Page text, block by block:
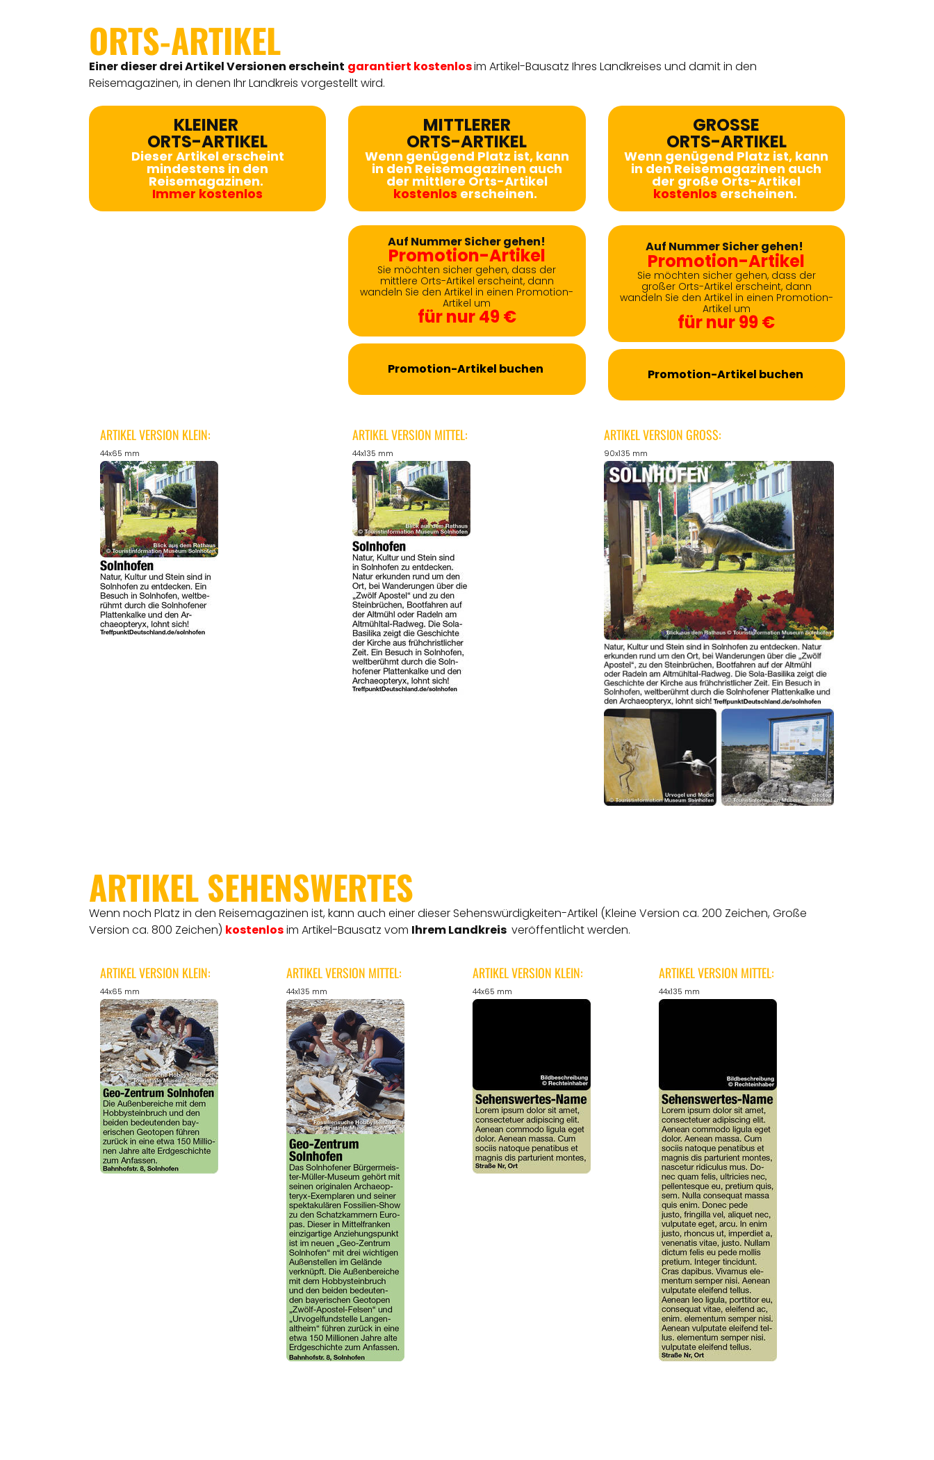
ORTS-ARTIKEL
Einer dieser drei Artikel Versionen erscheint garantiert kostenlosim Artikel-Bausatz Ihres Landkreises und damit in den
Reisemagazinen, in denen Ihr Landkreis vorgestellt wird.
KLEINER
ORTS-ARTIKEL
Dieser Artikel erscheint
mindestens in den
Reisemagazinen.
Immer kostenlos
MITTLERER
ORTS-ARTIKEL
Wenn genügend Platz ist, kann
in den Reisemagazinen auch
der mittlere Orts-Artikel
kostenlos erscheinen.
Auf Nummer Sicher gehen!
Promotion-Artikel
Sie möchten sicher gehen, dass der
mittlere Orts-Artikel erscheint, dann
wandeln Sie den Artikel in einen Promotion-
Artikel um
für nur 49 €
Promotion-Artikel buchen
GROSSE
ORTS-ARTIKEL
Wenn genügend Platz ist, kann
in den Reisemagazinen auch
der große Orts-Artikel
kostenlos erscheinen.
Auf Nummer Sicher gehen!
Promotion-Artikel
Sie möchten sicher gehen, dass der
großer Orts-Artikel erscheint, dann
wandeln Sie den Artikel in einen Promotion-
Artikel um
für nur 99 €
Promotion-Artikel buchen
ARTIKEL VERSION KLEIN:
44x65 mm
ARTIKEL VERSION MITTEL:
44x135 mm
ARTIKEL VERSION GROSS:
90x135 mm
ARTIKEL SEHENSWERTES
Wenn noch Platz in den Reisemagazinen ist, kann auch einer dieser Sehenswürdigkeiten-Artikel (Kleine Version ca. 200 Zeichen, Große
Version ca. 800 Zeichen) kostenlosim Artikel-Bausatz vom Ihrem Landkreis veröffentlicht werden.
ARTIKEL VERSION KLEIN:
44x65 mm
ARTIKEL VERSION MITTEL:
44x135 mm
ARTIKEL VERSION KLEIN:
44x65 mm
ARTIKEL VERSION MITTEL:
44x135 mm